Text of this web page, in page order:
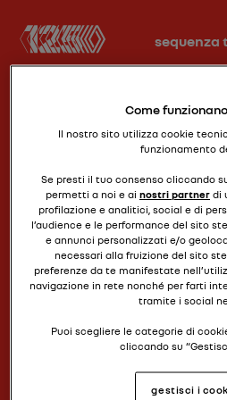
sequenza
versione
Come
Il nostro sito utilizza cookie
funzionamento
Se presti il tuo consenso cliccando
permetti a noi e ai nostri partner di
profilazione e analitici, social e di
l’audience e le performance del sito
e annunci personalizzati e/o
necessari alla fruizione del sito
preferenze da te manifestate
navigazione in rete nonché per farti
tramite i social
Puoi scegliere le categorie di
cliccando su
Se chiudi il banner cliccando il
continuerai a navigare senza
gestisci i